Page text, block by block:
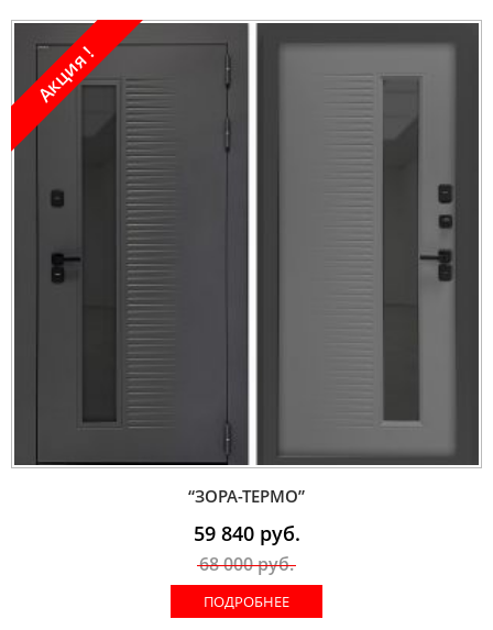
Акция !
“ЗОРА-ТЕРМО”
59 840руб.
68 000руб.
ПОДРОБНЕЕ